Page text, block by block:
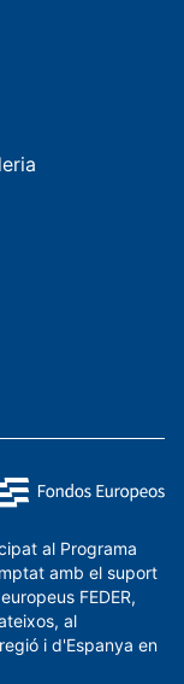
al Programa
amb el suport
FEDER,
al
i d'Espanya en